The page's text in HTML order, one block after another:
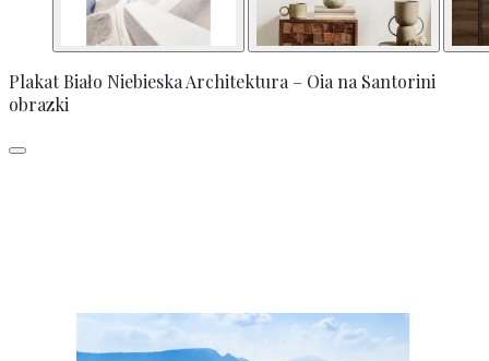
Plakat Biało Niebieska Architektura – Oia na Santorini
obrazki